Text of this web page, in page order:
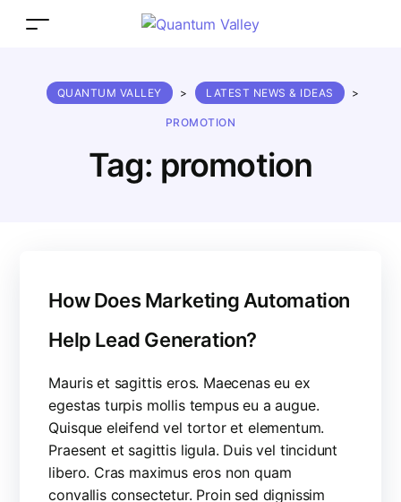
Tag: promotion
QUANTUM VALLEY > LATEST NEWS & IDEAS >
PROMOTION
How Does Marketing Automation
Help Lead Generation?
Mauris et sagittis eros. Maecenas eu ex
egestas turpis mollis tempus eu a augue.
Quisque eleifend vel tortor et elementum.
Praesent et sagittis ligula. Duis vel tincidunt
libero. Cras maximus eros non quam
convallis consectetur. Proin sed dignissim